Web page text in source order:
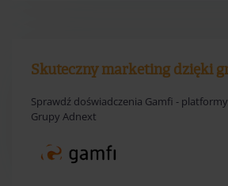
Skuteczny marketing dzięki
Sprawdź doświadczenia Gamfi -
Grupy Adnext